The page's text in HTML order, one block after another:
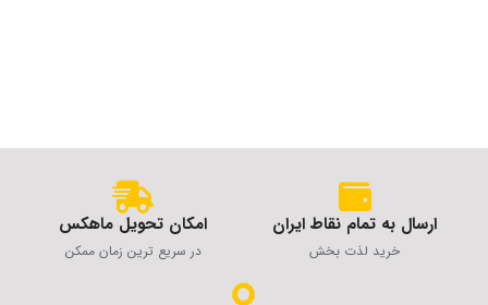
ارسال به تمام نقاط ایران
خرید لذت بخش
امکان تحویل ماهکس
در سریع ترین زمان ممکن